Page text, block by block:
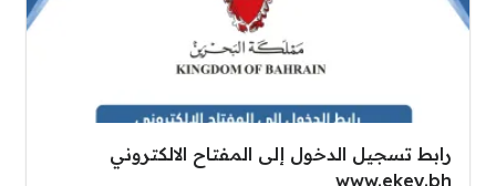
رابط تسجيل الدخول إلى المفتاح الالكتروني
www.ekey.bh